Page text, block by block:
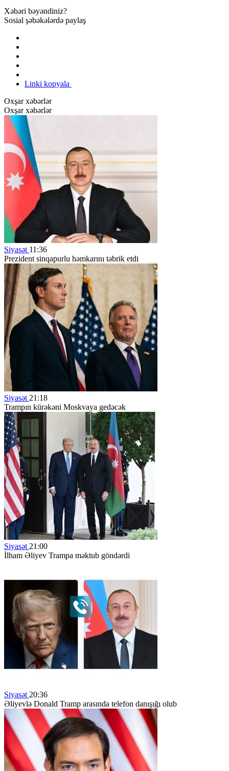
Xəbəri bəyəndiniz?
Sosial şəbəkələrdə paylaş
Linki kopyala
Oxşar xəbərlər
Oxşar xəbərlər
Siyasət 11:36
Prezident sinqapurlu həmkarını təbrik etdi
Siyasət 21:18
Trampın kürəkəni Moskvaya gedəcək
Siyasət 21:00
İlham Əliyev Trampa məktub göndərdi
Siyasət 20:36
Əliyevlə Donald Tramp arasında telefon danışığı olub